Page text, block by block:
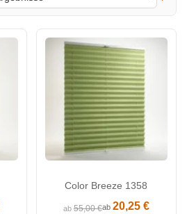
Color Breeze 1358
ab55,00 €ab 20,25 €